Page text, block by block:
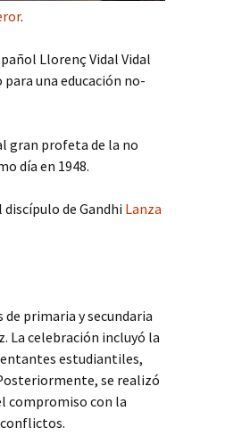
.
Llorenç Vidal Vidal
una educación no-
gran profeta de la no
día en 1948.
discípulo de Gandhi Lanza
de primaria y secundaria
La celebración incluyó la
estudiantiles,
se realizó
compromiso con la